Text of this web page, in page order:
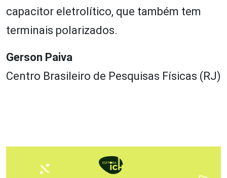
capacitor eletrolítico, que também tem
terminais polarizados.
Gerson Paiva
Centro Brasileiro de Pesquisas Físicas (RJ)